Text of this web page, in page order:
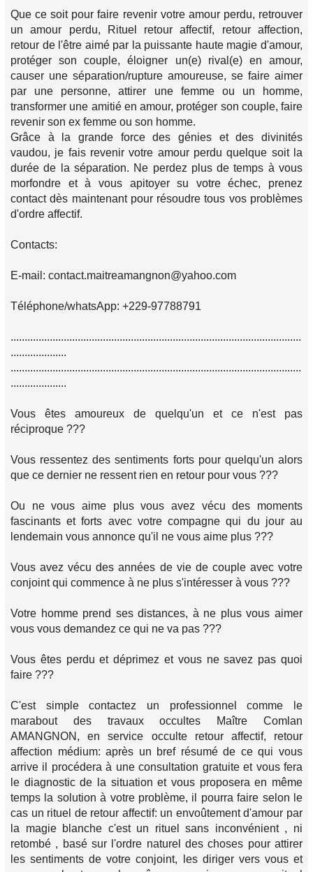
Que ce soit pour faire revenir votre amour perdu, retrouver
un amour perdu, Rituel retour affectif, retour affection,
retour de l'être aimé par la puissante haute magie d'amour,
protéger son couple, éloigner un(e) rival(e) en amour,
causer une séparation/rupture amoureuse, se faire aimer
par une personne, attirer une femme ou un homme,
transformer une amitié en amour, protéger son couple, faire
revenir son ex femme ou son homme.
Grâce à la grande force des génies et des divinités
vaudou, je fais revenir votre amour perdu quelque soit la
durée de la séparation. Ne perdez plus de temps à vous
morfondre et à vous apitoyer su votre échec, prenez
contact dès maintenant pour résoudre tous vos problèmes
d'ordre affectif.
Contacts:
E-mail: contact.maitreamangnon@yahoo.com
Téléphone/whatsApp: +229-97788791
........................................................................................................
....................
........................................................................................................
....................
Vous êtes amoureux de quelqu'un et ce n'est pas
réciproque ???
Vous ressentez des sentiments forts pour quelqu'un alors
que ce dernier ne ressent rien en retour pour vous ???
Ou ne vous aime plus vous avez vécu des moments
fascinants et forts avec votre compagne qui du jour au
lendemain vous annonce qu'il ne vous aime plus ???
Vous avez vécu des années de vie de couple avec votre
conjoint qui commence à ne plus s'intéresser à vous ???
Votre homme prend ses distances, à ne plus vous aimer
vous vous demandez ce qui ne va pas ???
Vous êtes perdu et déprimez et vous ne savez pas quoi
faire ???
C'est simple contactez un professionnel comme le
marabout des travaux occultes Maître Comlan
AMANGNON, en service occulte retour affectif, retour
affection médium: après un bref résumé de ce qui vous
arrive il procédera à une consultation gratuite et vous fera
le diagnostic de la situation et vous proposera en même
temps la solution à votre problème, il pourra faire selon le
cas un rituel de retour affectif: un envoûtement d'amour par
la magie blanche c'est un rituel sans inconvénient , ni
retombé , basé sur l'ordre naturel des choses pour attirer
les sentiments de votre conjoint, les diriger vers vous et